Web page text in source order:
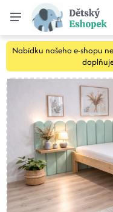
Nabídku našeho e-shopu